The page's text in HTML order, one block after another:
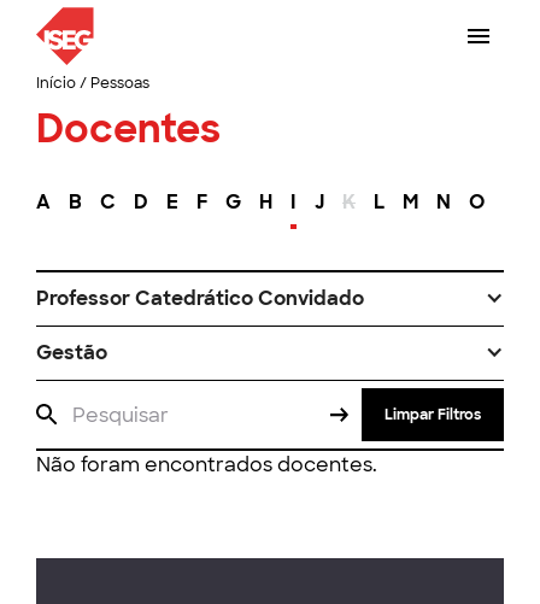
Início/ Pessoas
Docentes
A B C D E F G H I J K L M N O
Professor Catedrático Convidado
Gestão
Limpar Filtros
Não foram encontrados docentes.